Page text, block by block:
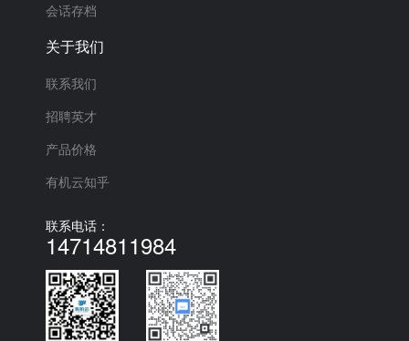
联系电话：
14714811984
会话存档
关于我们
联系我们
招聘英才
产品价格
有机云知乎